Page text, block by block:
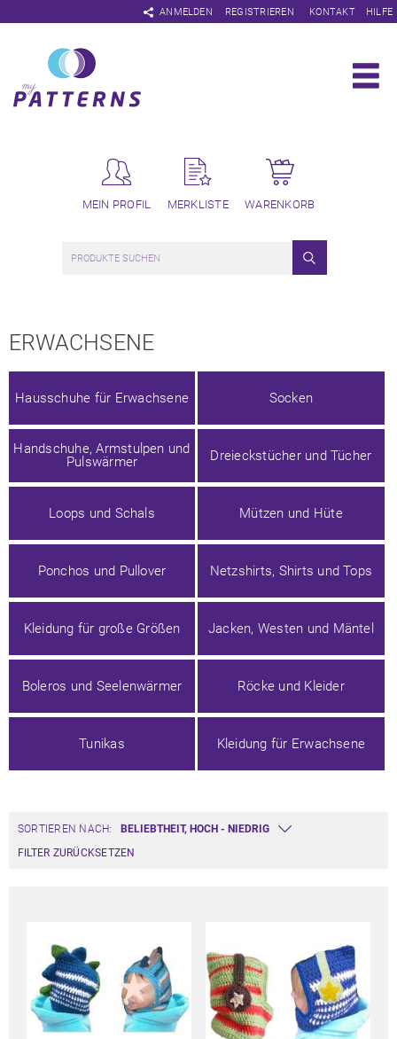
ANMELDEN
Navigation
überspringen
REGISTRIEREN KONTAKT HILFE
MEIN PROFIL MERKLISTE WARENKORB
ERWACHSENE
Hausschuhe für Erwachsene Socken
Handschuhe, Armstulpen und
Pulswärmer
Dreieckstücher und Tücher
Loops und Schals Mützen und Hüte
Ponchos und Pullover Netzshirts, Shirts und Tops
Kleidung für große Größen Jacken, Westen und Mäntel
Boleros und Seelenwärmer Röcke und Kleider
Tunikas Kleidung für Erwachsene
SORTIEREN NACH:
FILTER ZURÜCKSETZEN